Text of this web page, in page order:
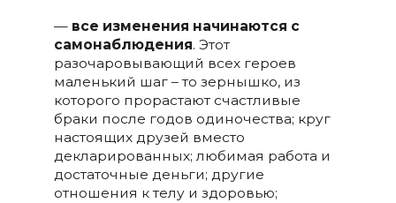
— все изменения начинаются с
самонаблюдения. Этот
разочаровывающий всех героев
маленький шаг – то зернышко, из
которого прорастают счастливые
браки после годов одиночества; круг
настоящих друзей вместо
декларированных; любимая работа и
достаточные деньги; другие
отношения к телу и здоровью;